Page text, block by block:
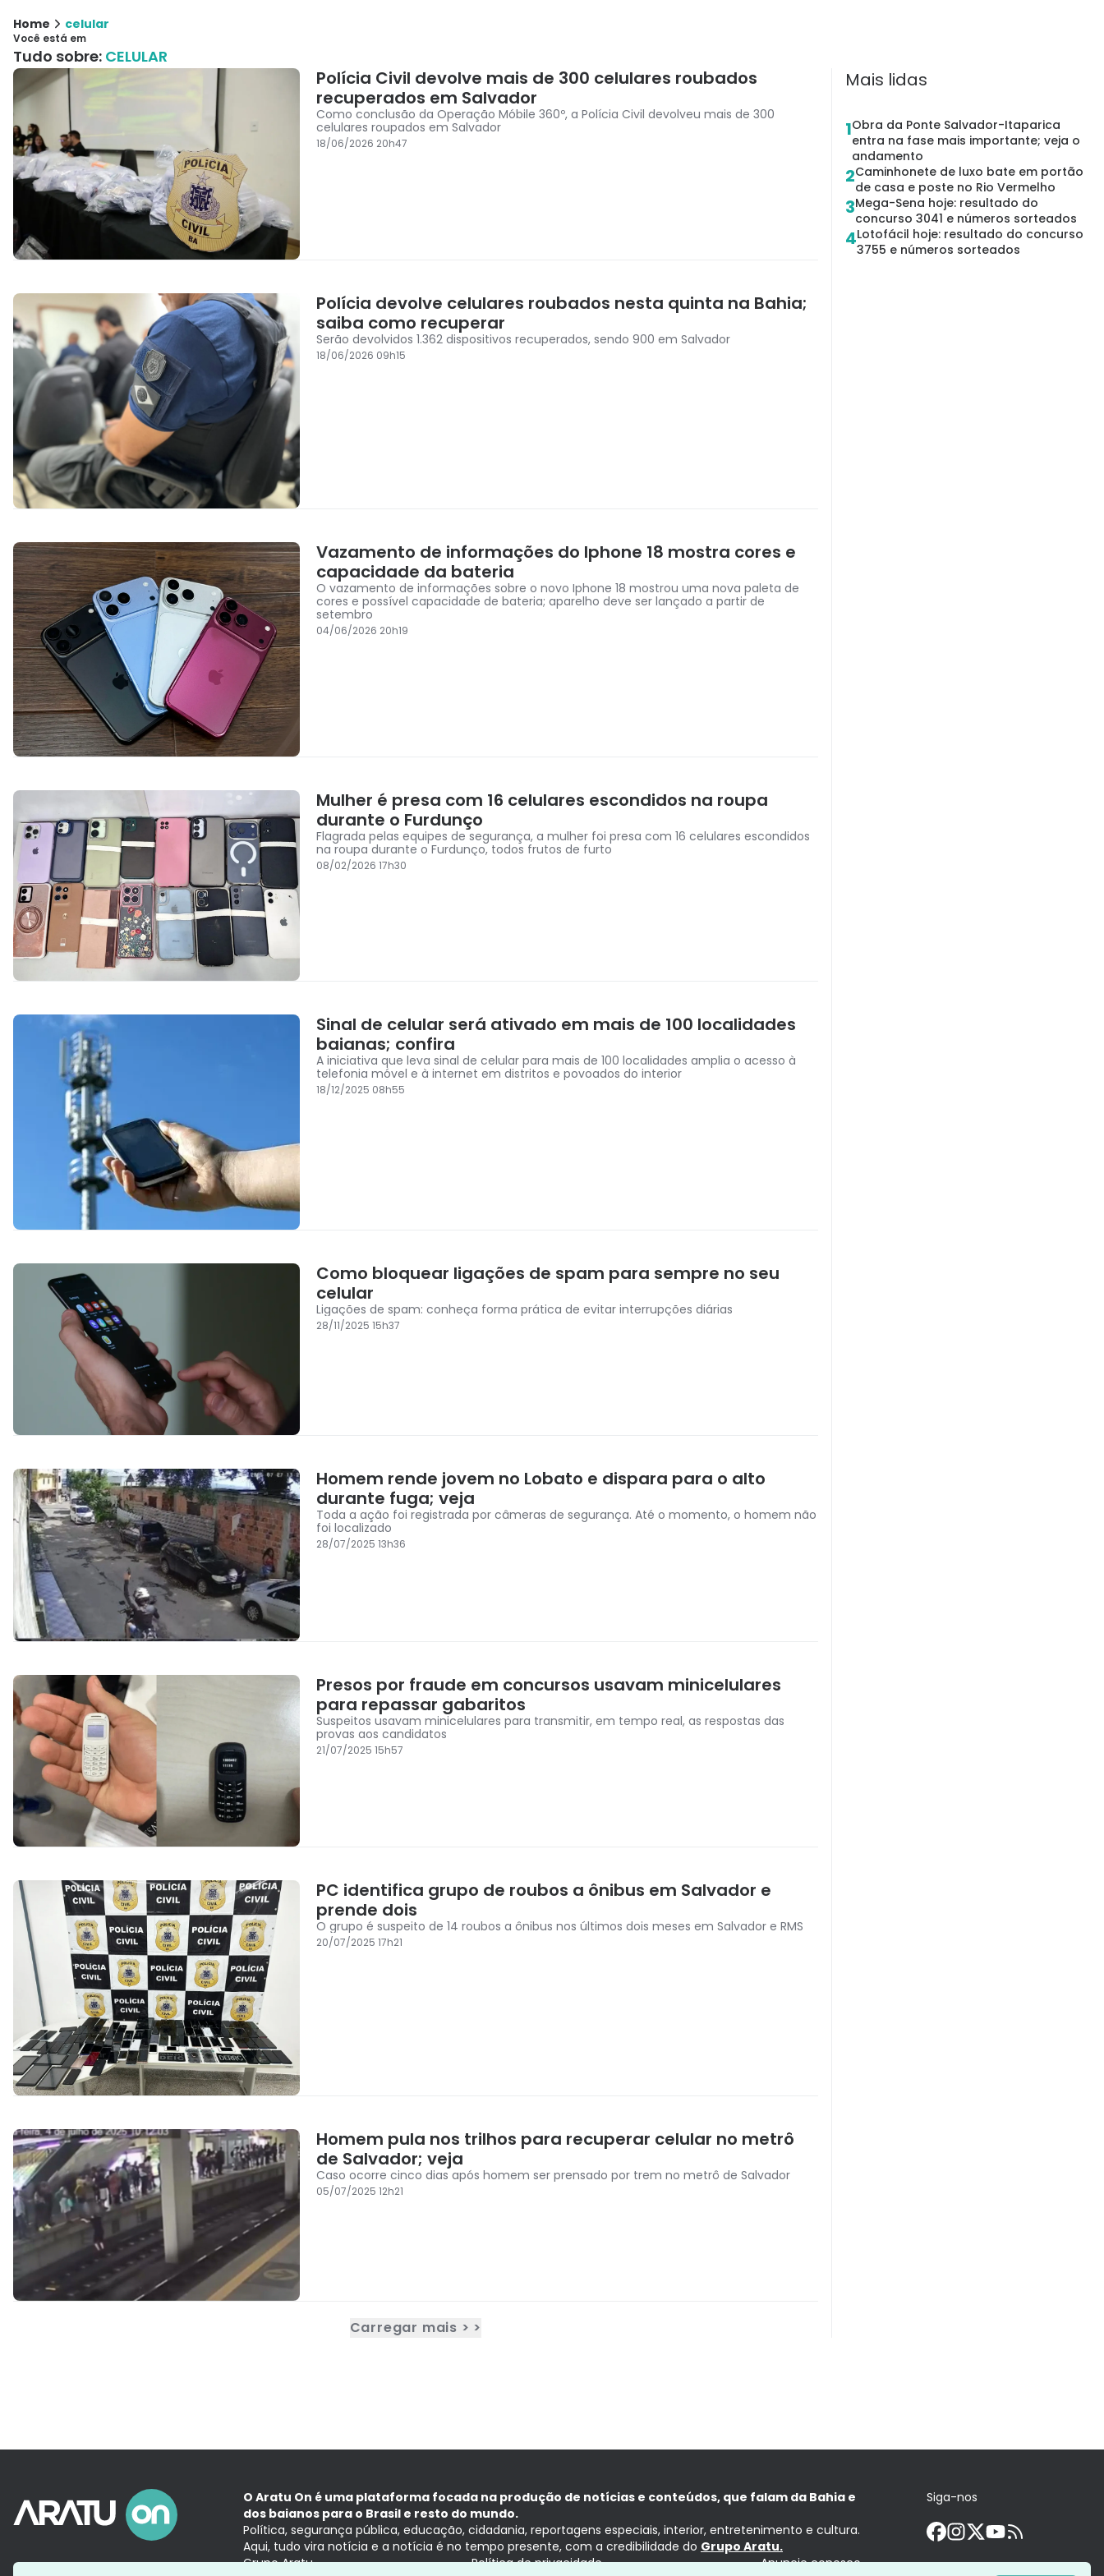
Home celular
Você está em
Tudo sobre: CELULAR
Polícia Civil devolve mais de 300 celulares roubados
recuperados em Salvador
Como conclusão da Operação Móbile 360º, a Polícia Civil devolveu mais de 300
celulares roupados em Salvador
18/06/2026 20h47
Polícia devolve celulares roubados nesta quinta na Bahia;
saiba como recuperar
Serão devolvidos 1.362 dispositivos recuperados, sendo 900 em Salvador
18/06/2026 09h15
Vazamento de informações do Iphone 18 mostra cores e
capacidade da bateria
O vazamento de informações sobre o novo Iphone 18 mostrou uma nova paleta de
cores e possível capacidade de bateria; aparelho deve ser lançado a partir de
setembro
04/06/2026 20h19
Mulher é presa com 16 celulares escondidos na roupa
durante o Furdunço
Flagrada pelas equipes de segurança, a mulher foi presa com 16 celulares escondidos
na roupa durante o Furdunço, todos frutos de furto
08/02/2026 17h30
Sinal de celular será ativado em mais de 100 localidades
baianas; confira
A iniciativa que leva sinal de celular para mais de 100 localidades amplia o acesso à
telefonia móvel e à internet em distritos e povoados do interior
18/12/2025 08h55
Como bloquear ligações de spam para sempre no seu
celular
Ligações de spam: conheça forma prática de evitar interrupções diárias
28/11/2025 15h37
Homem rende jovem no Lobato e dispara para o alto
durante fuga; veja
Toda a ação foi registrada por câmeras de segurança. Até o momento, o homem não
foi localizado
28/07/2025 13h36
Presos por fraude em concursos usavam minicelulares
para repassar gabaritos
Suspeitos usavam minicelulares para transmitir, em tempo real, as respostas das
provas aos candidatos
21/07/2025 15h57
PC identifica grupo de roubos a ônibus em Salvador e
prende dois
O grupo é suspeito de 14 roubos a ônibus nos últimos dois meses em Salvador e RMS
20/07/2025 17h21
Homem pula nos trilhos para recuperar celular no metrô
de Salvador; veja
Caso ocorre cinco dias após homem ser prensado por trem no metrô de Salvador
05/07/2025 12h21
Carregar mais > >
Mais lidas
1Obra da Ponte Salvador-Itaparica
entra na fase mais importante; veja o
andamento
2Caminhonete de luxo bate em portão
de casa e poste no Rio Vermelho
3Mega-Sena hoje: resultado do
concurso 3041 e números sorteados
4Lotofácil hoje: resultado do concurso
3755 e números sorteados
O Aratu On é uma plataforma focada na produção de notícias e conteúdos, que falam da Bahia e
dos baianos para o Brasil e resto do mundo.
Política, segurança pública, educação, cidadania, reportagens especiais, interior, entretenimento e cultura.
Aqui, tudo vira notícia e a notícia é no tempo presente, com a credibilidade do Grupo Aratu.
Grupo Aratu
Política de privacidade Anuncie conosco
Siga-nos